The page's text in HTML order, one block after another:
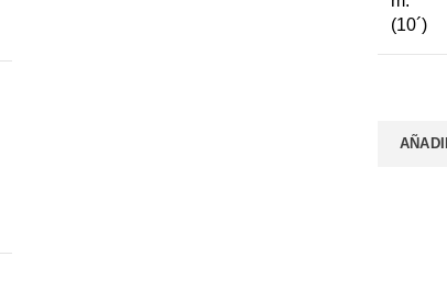
(10´)